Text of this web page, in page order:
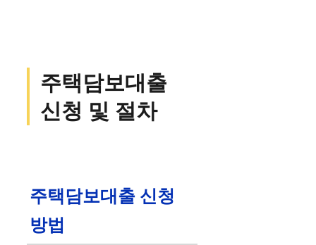
주택담보대출
신청 및 절차
주택담보대출 신청
방법